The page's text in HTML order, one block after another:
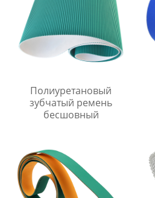
Полиуретановый
зубчатый ремень
бесшовный